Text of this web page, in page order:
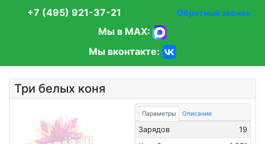
+7 (495) 921-37-21
Обратный звонок
Мы в MAX:
Мы вконтакте:
Три белых коня
Параметры Описание
Зарядов
19